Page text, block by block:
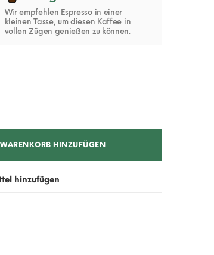
Wir empfehlen Espresso in einer
kleinen Tasse, um diesen Kaffee in
vollen Zügen genießen zu können.
HINZUFÜGEN
hinzufügen